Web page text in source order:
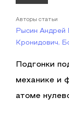
Авторы статьи
Рысин Андрей
Кронидович,
Подгонки
механике и
атоме